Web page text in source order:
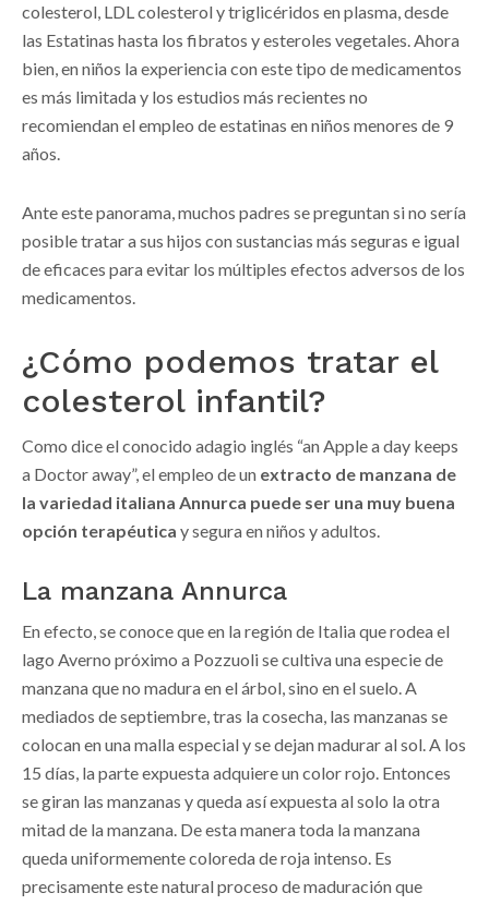
colesterol, LDL colesterol y triglicéridos en plasma, desde
las Estatinas hasta los fibratos y esteroles vegetales. Ahora
bien, en niños la experiencia con este tipo de medicamentos
es más limitada y los estudios más recientes no
recomiendan el empleo de estatinas en niños menores de 9
años.
Ante este panorama, muchos padres se preguntan si no sería
posible tratar a sus hijos con sustancias más seguras e igual
de eficaces para evitar los múltiples efectos adversos de los
medicamentos.
¿Cómo podemos tratar el
colesterol infantil?
Como dice el conocido adagio inglés “an Apple a day keeps
a Doctor away”, el empleo de un extracto de manzana de
la variedad italiana Annurca puede ser una muy buena
opción terapéutica y segura en niños y adultos.
La manzana Annurca
En efecto, se conoce que en la región de Italia que rodea el
lago Averno próximo a Pozzuoli se cultiva una especie de
manzana que no madura en el árbol, sino en el suelo. A
mediados de septiembre, tras la cosecha, las manzanas se
colocan en una malla especial y se dejan madurar al sol. A los
15 días, la parte expuesta adquiere un color rojo. Entonces
se giran las manzanas y queda así expuesta al solo la otra
mitad de la manzana. De esta manera toda la manzana
queda uniformemente coloreda de roja intenso. Es
precisamente este natural proceso de maduración que